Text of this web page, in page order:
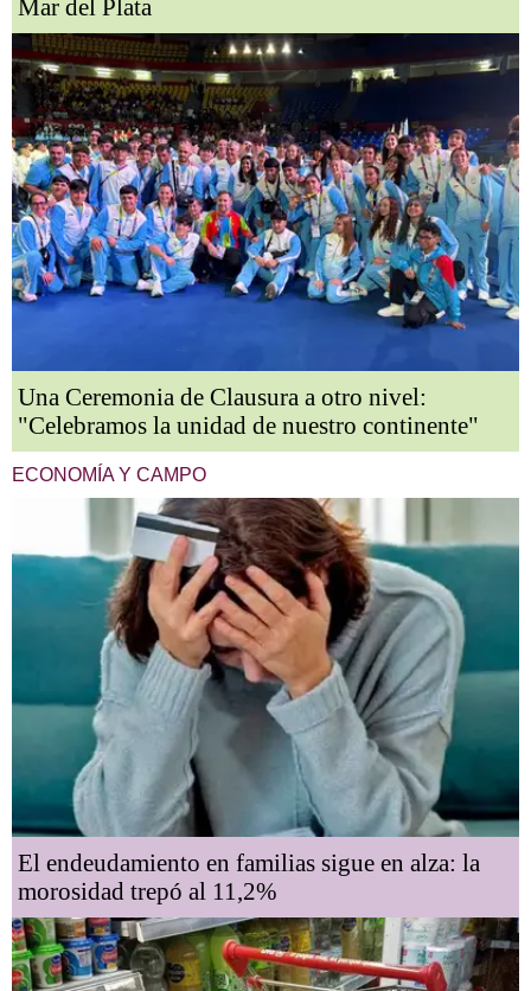
Mar del Plata
Una Ceremonia de Clausura a otro nivel:
"Celebramos la unidad de nuestro continente"
ECONOMÍA Y CAMPO
El endeudamiento en familias sigue en alza: la
morosidad trepó al 11,2%